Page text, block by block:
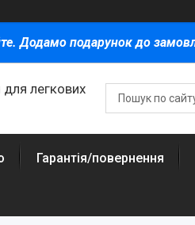
Додамо подарунок до
для легкових
Гарантія/повернення